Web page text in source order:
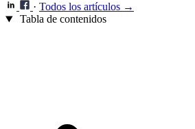
· Todos los artículos →
Tabla de contenidos